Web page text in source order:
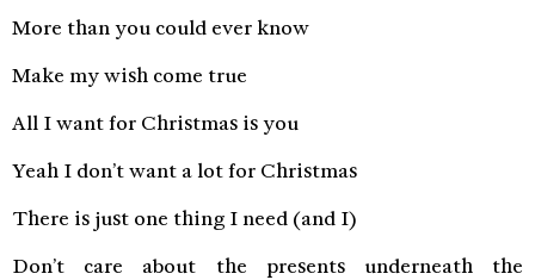
More than you could ever know
Make my wish come true
All I want for Christmas is you
Yeah I don’t want a lot for Christmas
There is just one thing I need (and I)
Don’t care about the presents underneath the